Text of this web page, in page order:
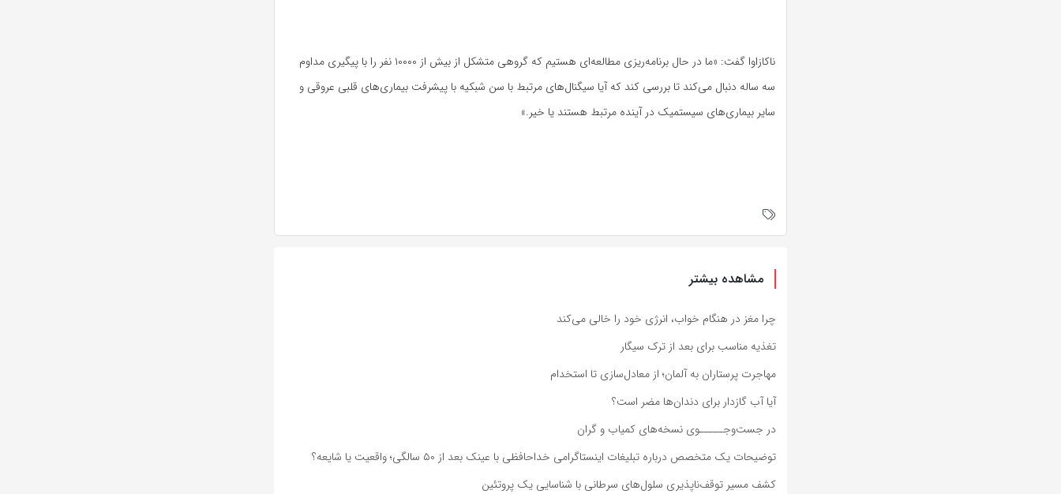
ناکازاوا گفت: «ما در حال برنامه‌ریزی مطالعه‌ای هستیم که گروهی متشکل از بیش از ۱۰۰۰۰ نفر را با پیگیری مداوم
سه ساله دنبال می‌کند تا بررسی کند که آیا سیگنال‌های مرتبط با سن شبکیه با پیشرفت بیماری‌های قلبی عروقی و
سایر بیماری‌های سیستمیک در آینده مرتبط هستند یا خیر.»
مشاهده بیشتر
چرا مغز در هنگام خواب، انرژی خود را خالی می‌کند
تغذیه مناسب برای بعد از ترک سیگار
مهاجرت پرستاران به آلمان؛ از معادل‌سازی تا استخدام
آیا آب گازدار برای دندان‌ها مضر است؟
در جست‌وجـــــوی نسخه‌های کمیاب و گران
توضیحات یک متخصص درباره تبلیغات اینستاگرامی خداحافظی با عینک بعد از ۵۰ سالگی؛ واقعیت یا شایعه؟
کشف مسیر توقف‌ناپذیری سلول‌های سرطانی با شناسایی یک پروتئین